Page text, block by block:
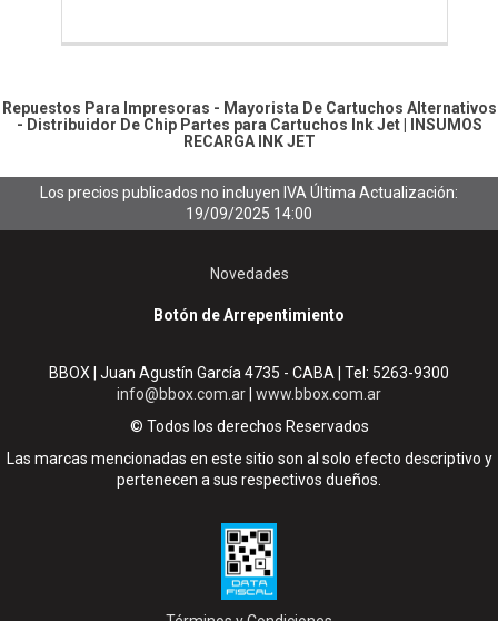
Repuestos Para Impresoras - Mayorista De Cartuchos Alternativos
- Distribuidor De Chip Partes para Cartuchos Ink Jet|
INSUMOS
RECARGA INK JET
Los precios publicados no incluyen IVAÚltima Actualización:
19/09/2025 14:00
Novedades
Botón de Arrepentimiento
BBOX | Juan Agustín García 4735 - CABA | Tel: 5263-9300
info@bbox.com.ar www.bbox.com.ar
© Todos los derechos Reservados
Las marcas mencionadas en este sitio son al solo efecto descriptivo y
pertenecen a sus respectivos dueños.